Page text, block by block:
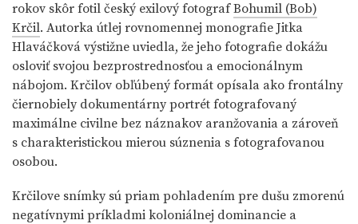
rokov skôr fotil český exilový fotografBohumil (Bob)
Krčil. Autorka útlej rovnomennej monografie Jitka
Hlaváčková výstižne uviedla, že jeho fotografie dokážu
osloviť svojou bezprostrednosťou a emocionálnym
nábojom. Krčilov obľúbený formát opísala ako frontálny
čiernobiely dokumentárny portrét fotografovaný
maximálne civilne bez náznakov aranžovania a zároveň
s charakteristickou mierou súznenia s fotografovanou
osobou.
Krčilove snímky sú priam pohladením pre dušu zmorenú
negatívnymi príkladmi koloniálnej dominancie a